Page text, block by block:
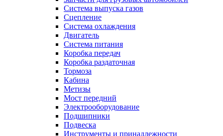
Система выпуска газов
Сцепление
Система охлаждения
Двигатель
Система питания
Коробка передач
Коробка раздаточная
Тормоза
Кабина
Метизы
Мост передний
Электрооборудование
Подшипники
Подвеска
Инструменты и принадлежности